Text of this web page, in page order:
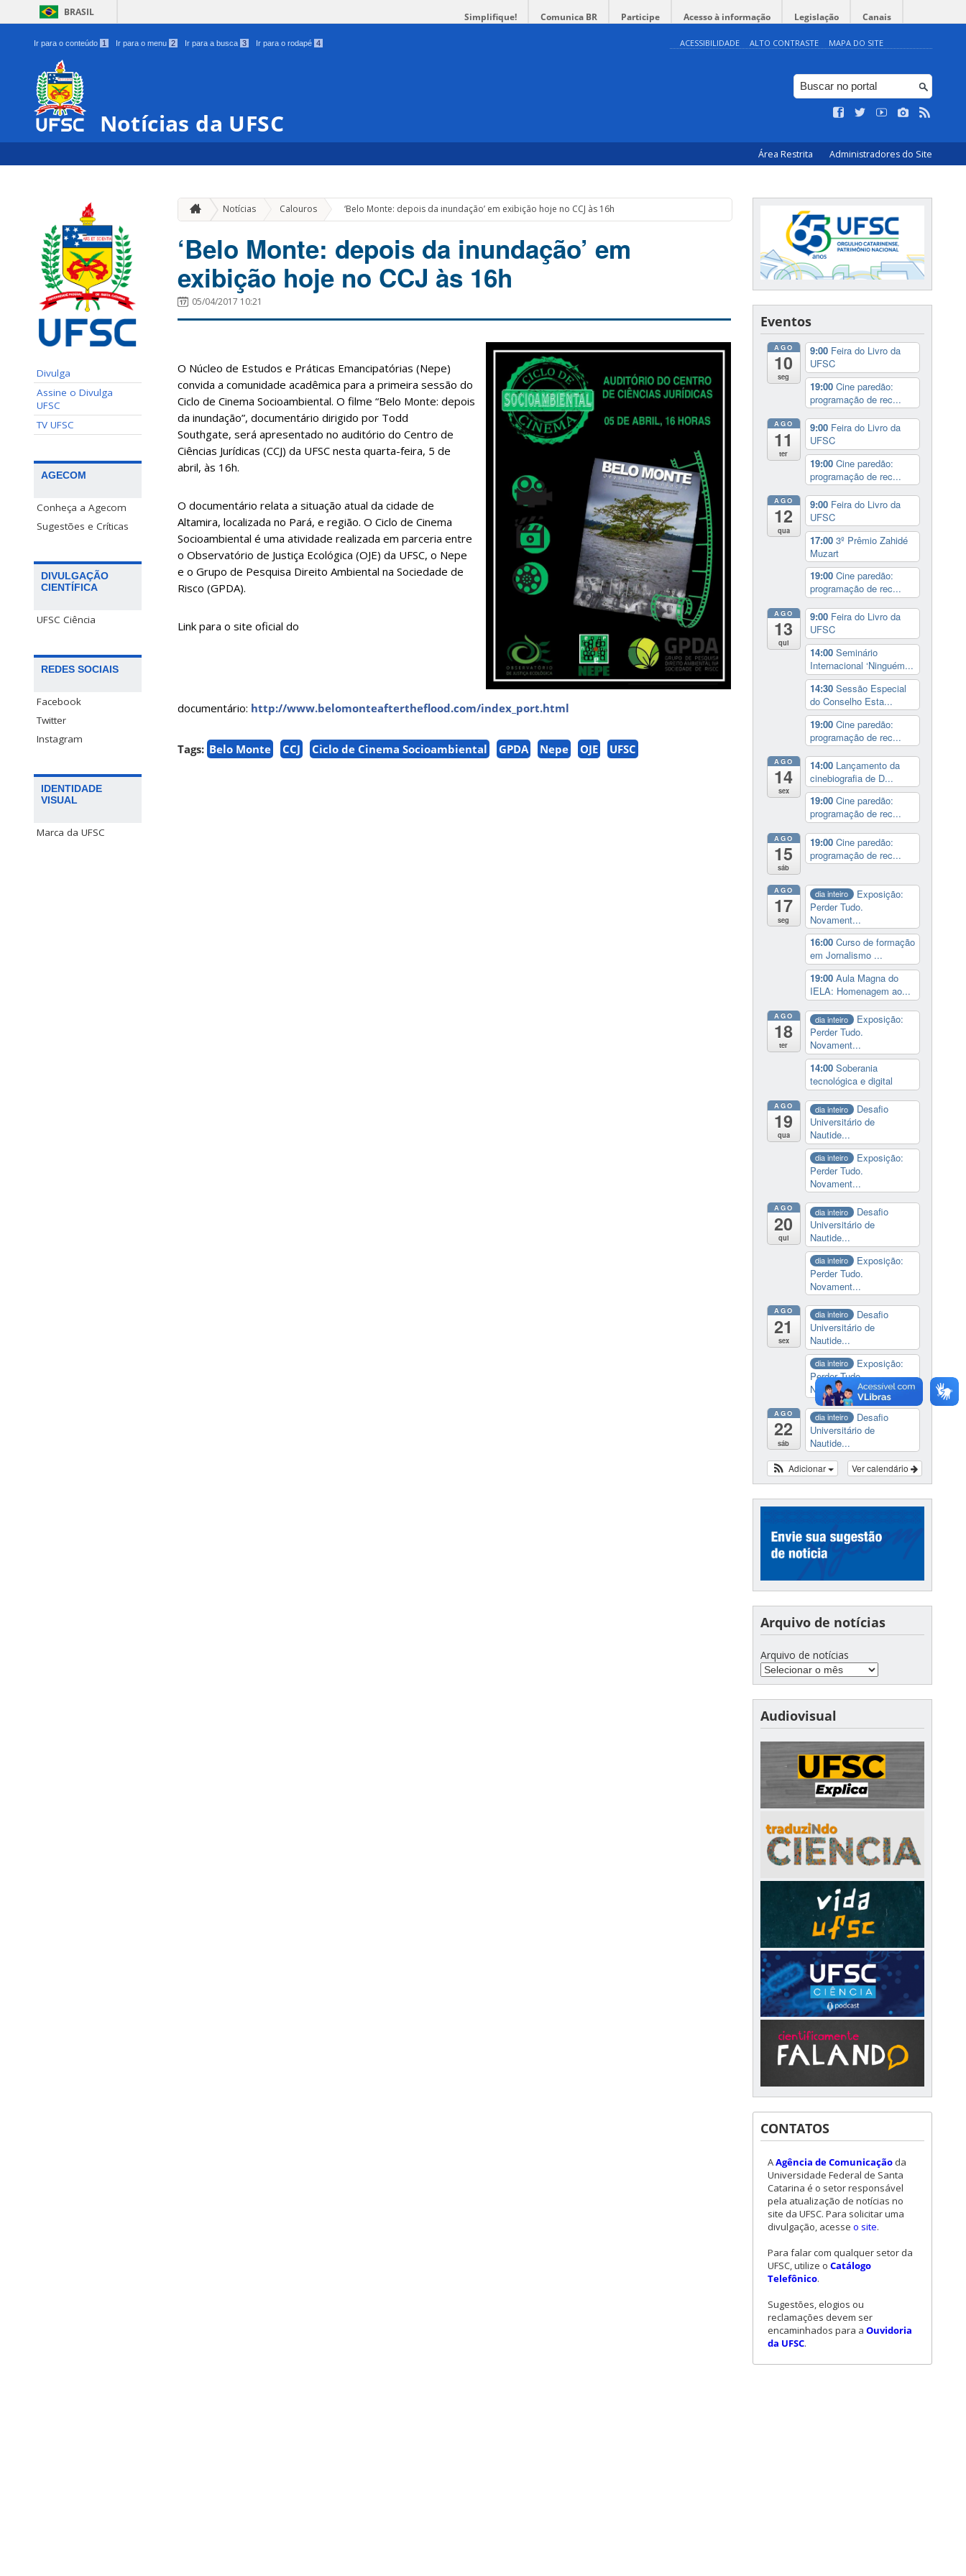
BRASIL Simplifique! Comunica BR Participe Acesso à informação Legislação Canais
Ir para o conteúdo 1 Ir para o menu 2 Ir para a busca 3 Ir para o rodapé 4 ACESSIBILIDADE ALTO CONTRASTE MAPA DO SITE
Notícias da UFSC
Área Restrita Administradores do Site
Divulga
Assine o Divulga
UFSC
TV UFSC
AGECOM
Conheça a Agecom
Sugestões e Críticas
DIVULGAÇÃO
CIENTÍFICA
UFSC Ciência
REDES SOCIAIS
Facebook
Twitter
Instagram
IDENTIDADE
VISUAL
Marca da UFSC
Notícias Calouros » ‘Belo Monte: depois da inundação’ em exibição hoje no CCJ às 16h
‘Belo Monte: depois da inundação’ em
exibição hoje no CCJ às 16h
05/04/2017 10:21
O Núcleo de Estudos e Práticas Emancipatórias (Nepe)
convida a comunidade acadêmica para a primeira sessão do
Ciclo de Cinema Socioambiental. O filme “Belo Monte: depois
da inundação”, documentário dirigido por Todd
Southgate, será apresentado no auditório do Centro de
Ciências Jurídicas (CCJ) da UFSC nesta quarta-feira, 5 de
abril, às 16h.
O documentário relata a situação atual da cidade de
Altamira, localizada no Pará, e região. O Ciclo de Cinema
Socioambiental é uma atividade realizada em parceria entre
o Observatório de Justiça Ecológica (OJE) da UFSC, o Nepe
e o Grupo de Pesquisa Direito Ambiental na Sociedade de
Risco (GPDA).
Link para o site oficial do
documentário: http://www.belomonteaftertheflood.com/index_port.html
Tags: Belo Monte CCJ Ciclo de Cinema Socioambiental GPDA Nepe OJE UFSC
Eventos
AGO
10
seg
9:00 Feira do Livro da
UFSC
19:00 Cine paredão:
programação de rec...
AGO
11
ter
9:00 Feira do Livro da
UFSC
19:00 Cine paredão:
programação de rec...
AGO
12
qua
9:00 Feira do Livro da
UFSC
17:00 3º Prêmio Zahidé
Muzart
19:00 Cine paredão:
programação de rec...
AGO
13
qui
9:00 Feira do Livro da
UFSC
14:00 Seminário
Internacional ‘Ninguém...
14:30 Sessão Especial
do Conselho Esta...
19:00 Cine paredão:
programação de rec...
AGO
14
sex
14:00 Lançamento da
cinebiografia de D...
19:00 Cine paredão:
programação de rec...
AGO
15
sáb
19:00 Cine paredão:
programação de rec...
AGO
17
seg
dia inteiro
Exposição:
Perder Tudo.
Novament...
16:00 Curso de formação
em Jornalismo ...
19:00 Aula Magna do
IELA: Homenagem ao...
AGO
18
ter
dia inteiro
Exposição:
Perder Tudo.
Novament...
14:00 Soberania
tecnológica e digital
AGO
19
qua
dia inteiro
Desafio
Universitário de
Nautide...
dia inteiro
Exposição:
Perder Tudo.
Novament...
AGO
20
qui
dia inteiro
Desafio
Universitário de
Nautide...
dia inteiro
Exposição:
Perder Tudo.
Novament...
AGO
21
sex
dia inteiro
Desafio
Universitário de
Nautide...
dia inteiro
Exposição:
Perder Tudo.
Novament...
AGO
22
sáb
dia inteiro
Desafio
Universitário de
Nautide...
Ver calendário
Adicionar
Arquivo de notícias
Arquivo de notícias
Audiovisual
CONTATOS
AAgência de Comunicação da
Universidade Federal de Santa
Catarina é o setor responsável
pela atualização de notícias no
site da UFSC. Para solicitar uma
divulgação, acesse o site.
Para falar com qualquer setor da
UFSC, utilize o Catálogo
Telefônico.
Sugestões, elogios ou
reclamações devem ser
encaminhados para a Ouvidoria
da UFSC.